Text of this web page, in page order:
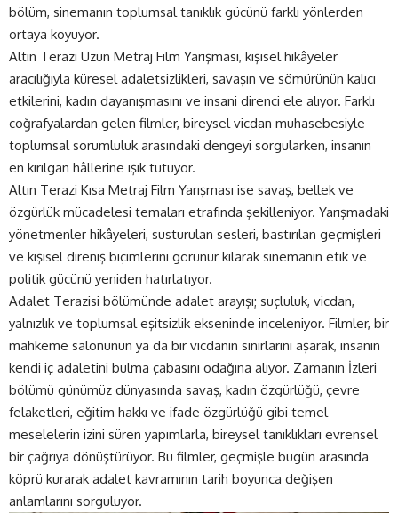
bölüm, sinemanın toplumsal tanıklık gücünü farklı yönlerden
ortaya koyuyor.
Altın Terazi Uzun Metraj Film Yarışması, kişisel hikâyeler
aracılığıyla küresel adaletsizlikleri, savaşın ve sömürünün kalıcı
etkilerini, kadın dayanışmasını ve insani direnci ele alıyor. Farklı
coğrafyalardan gelen filmler, bireysel vicdan muhasebesiyle
toplumsal sorumluluk arasındaki dengeyi sorgularken, insanın
en kırılgan hâllerine ışık tutuyor.
Altın Terazi Kısa Metraj Film Yarışması ise savaş, bellek ve
özgürlük mücadelesi temaları etrafında şekilleniyor. Yarışmadaki
yönetmenler hikâyeleri, susturulan sesleri, bastırılan geçmişleri
ve kişisel direniş biçimlerini görünür kılarak sinemanın etik ve
politik gücünü yeniden hatırlatıyor.
Adalet Terazisi bölümünde adalet arayışı; suçluluk, vicdan,
yalnızlık ve toplumsal eşitsizlik ekseninde inceleniyor. Filmler, bir
mahkeme salonunun ya da bir vicdanın sınırlarını aşarak, insanın
kendi iç adaletini bulma çabasını odağına alıyor. Zamanın İzleri
bölümü günümüz dünyasında savaş, kadın özgürlüğü, çevre
felaketleri, eğitim hakkı ve ifade özgürlüğü gibi temel
meselelerin izini süren yapımlarla, bireysel tanıklıkları evrensel
bir çağrıya dönüştürüyor. Bu filmler, geçmişle bugün arasında
köprü kurarak adalet kavramının tarih boyunca değişen
anlamlarını sorguluyor.